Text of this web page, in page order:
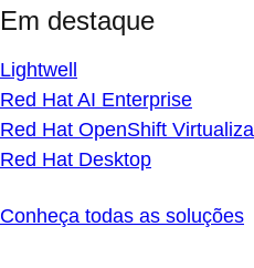
Em destaque
Lightwell
Red Hat AI Enterprise
Red Hat OpenShift
Red Hat Desktop
Conheça todas as soluções